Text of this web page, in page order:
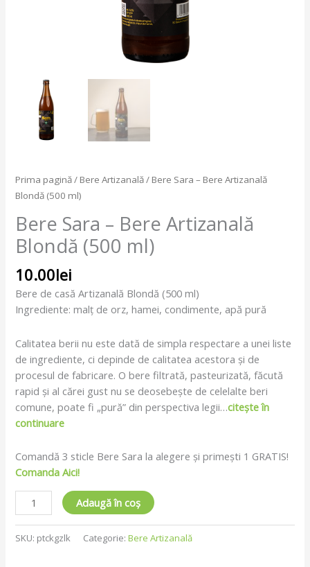
Prima pagină/ Bere Artizanală/ Bere Sara – Bere Artizanală
Blondă (500 ml)
Bere Sara – Bere Artizanală
Blondă (500 ml)
10.00lei
Bere de casă Artizanală Blondă (500 ml)
Ingrediente: malț de orz, hamei, condimente, apă pură
Calitatea berii nu este dată de simpla respectare a unei liste
de ingrediente, ci depinde de calitatea acestora și de
procesul de fabricare. O bere filtrată, pasteurizată, făcută
rapid și al cărei gust nu se deosebește de celelalte beri
comune, poate fi „pură” din perspectiva legii…citește în
continuare
Comandă 3 sticle Bere Sara la alegere și primești 1 GRATIS!
Comanda Aici!
Adaugă în coș
SKU: ptckgzlk Categorie:Bere Artizanală